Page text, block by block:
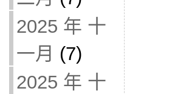
2025 年 十
一月 (7)
2025 年 十